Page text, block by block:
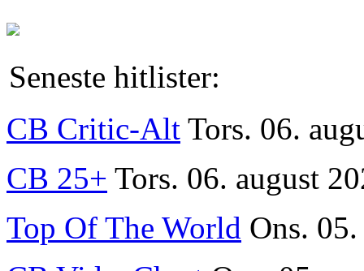
Seneste hitlister:
CB Critic-Alt Tors. 06.
CB 25+ Tors. 06. august
Top Of The World Ons.